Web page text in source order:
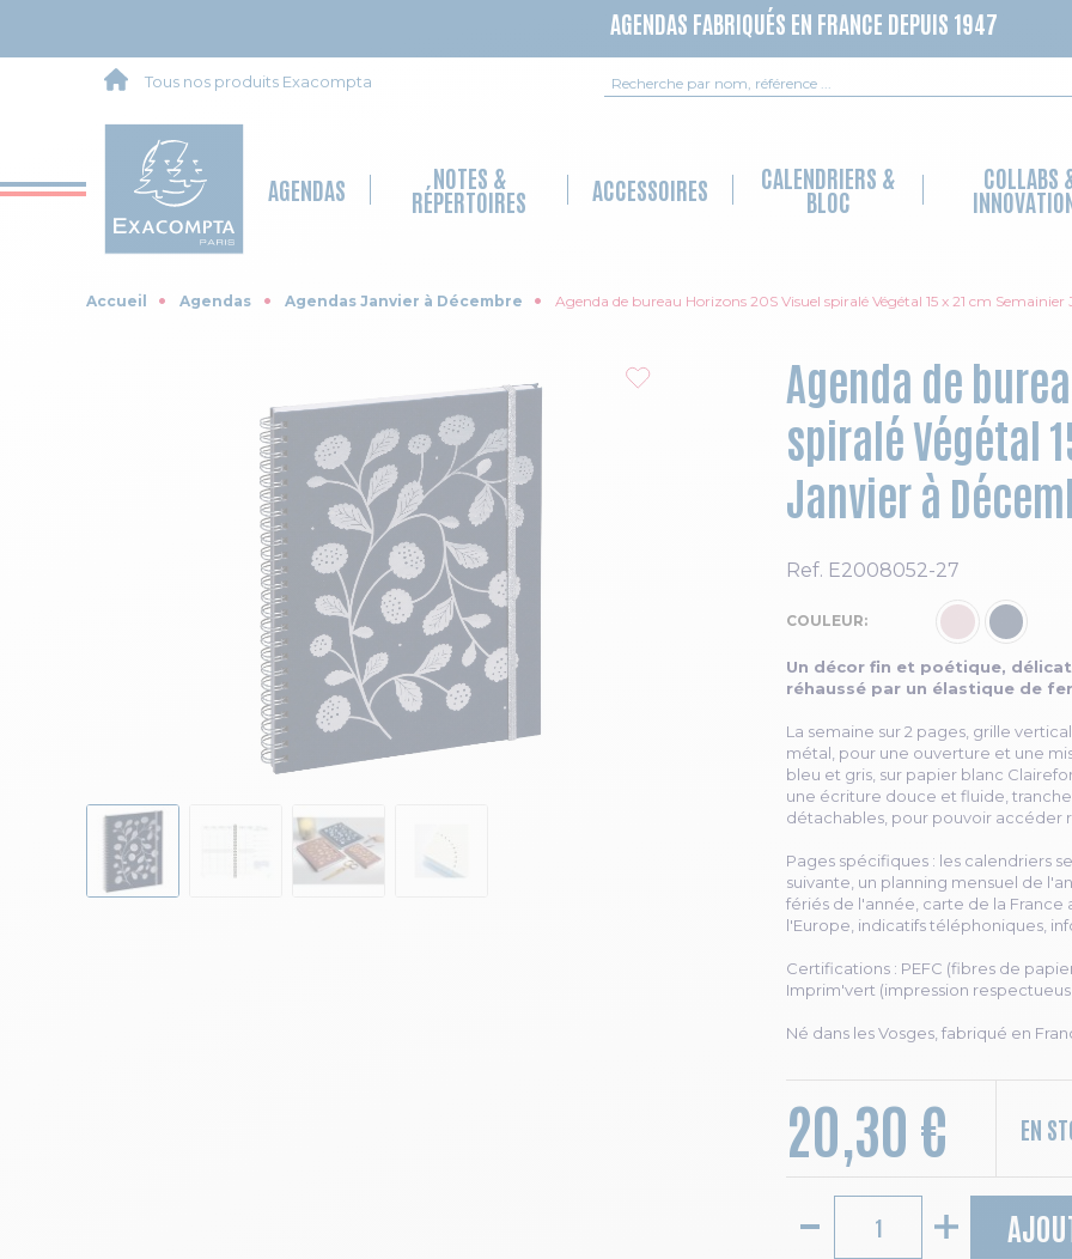
AGENDAS FABRIQUÉS EN FRANCE DEPUIS 1947
Tous nos produits Exacompta Recherche
AGENDAS NOTES &
RÉPERTOIRES ACCESSOIRES CALENDRIERS &
BLOC
COLLABS
Accueil Agendas Agendas Janvier à Décembre Agenda de bureau Horizons 20S Visuel spiralé Végétal 15 x 21 cm
Agenda de
spiralé Végétal
Janvier à
Ref. E2008052-27
COULEUR
Un décor fin et poétique,
réhaussé par un élastique de
La semaine sur 2 pages, grille
métal, pour une ouverture et une
bleu et gris, sur papier blanc
une écriture douce et fluide,
détachables, pour pouvoir accéder
Pages spécifiques : les calendriers
suivante, un planning mensuel de
fériés de l'année, carte de la
l'Europe, indicatifs téléphoniques,
Certifications : PEFC (fibres de
Imprim'vert (impression
Né dans les Vosges, fabriqué en
20,30 € EN